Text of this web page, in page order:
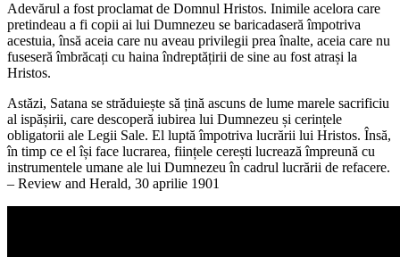
Adevărul a fost proclamat de Domnul Hristos. Inimile acelora care
pretindeau a fi copii ai lui Dumnezeu se baricadaseră împotriva
acestuia, însă aceia care nu aveau privilegii prea înalte, aceia care nu
fuseseră îmbrăcați cu haina îndreptățirii de sine au fost atrași la
Hristos.
Astăzi, Satana se străduiește să țină ascuns de lume marele sacrificiu
al ispășirii, care descoperă iubirea lui Dumnezeu și cerințele
obligatorii ale Legii Sale. El luptă împotriva lucrării lui Hristos. Însă,
în timp ce el își face lucrarea, ființele cerești lucrează împreună cu
instrumentele umane ale lui Dumnezeu în cadrul lucrării de refacere.
– Review and Herald, 30 aprilie 1901